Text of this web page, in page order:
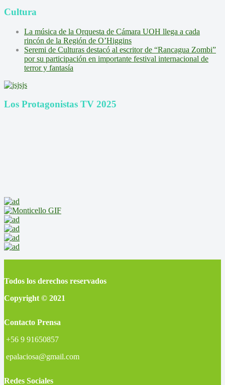
Cultura
La música de la Orquesta de Cámara UOH llega a cada
rincón de la Región de O’Higgins
Seremi de Culturas destacó al escritor de “Rancagua Zombi”
por su participación en importante festival internacional de
terror y fantasía
Los Protagonistas TV 2025
Todos los derechos reservados
Copyright © 2021
Contacto Prensa
+56 9 91650857
epalaciosa@gmail.com
Redes Sociales